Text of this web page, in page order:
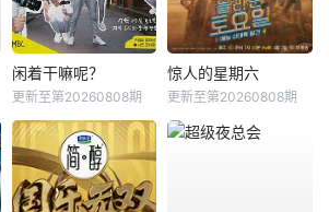
闲着干嘛呢？
更新至第20260808期
惊人的星期六
更新至第20260808期